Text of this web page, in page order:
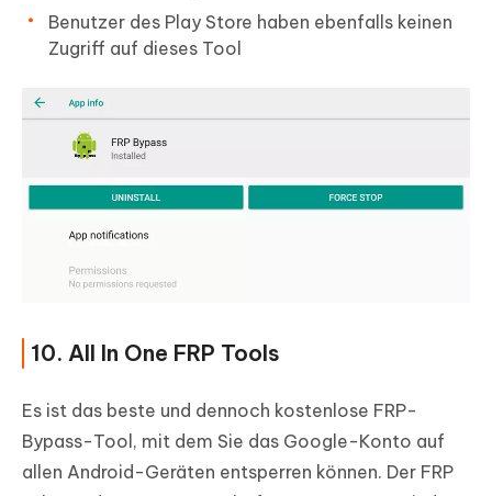
Benutzer des Play Store haben ebenfalls keinen
Zugriff auf dieses Tool
10. All In One FRP Tools
Es ist das beste und dennoch kostenlose FRP-
Bypass-Tool, mit dem Sie das Google-Konto auf
allen Android-Geräten entsperren können. Der FRP